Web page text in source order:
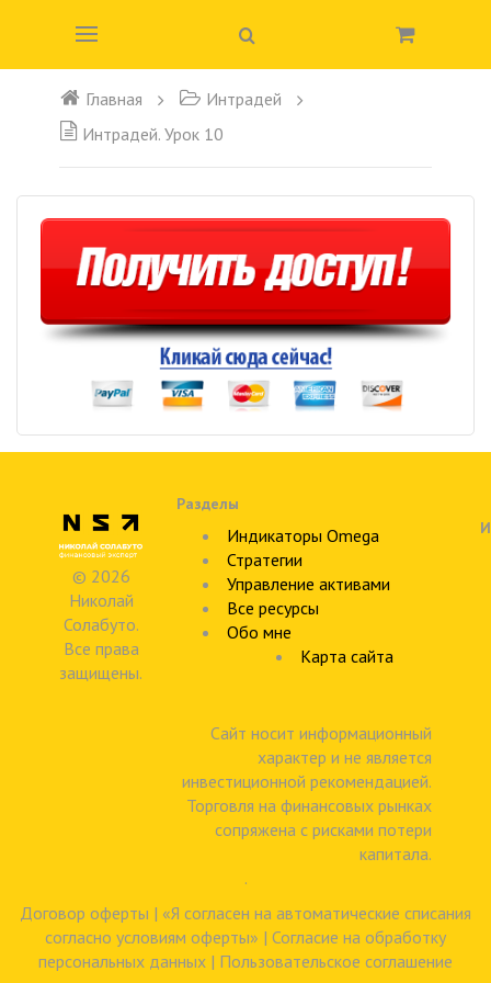
Главная
Интрадей
Интрадей. Урок 10
© 2026
Николай
Солабуто.
Все права
защищены.
Разделы
Индикаторы Omega
Стратегии
Управление активами
Все ресурсы
Обо мне
Карта сайта
Сайт носит информационный
характер и не является
инвестиционной рекомендацией.
Торговля на финансовых рынках
сопряжена с рисками потери
капитала.
.
Договор оферты | «Я согласен на автоматические списания
согласно условиям оферты» | Согласие на обработку
персональных данных | Пользовательское соглашение